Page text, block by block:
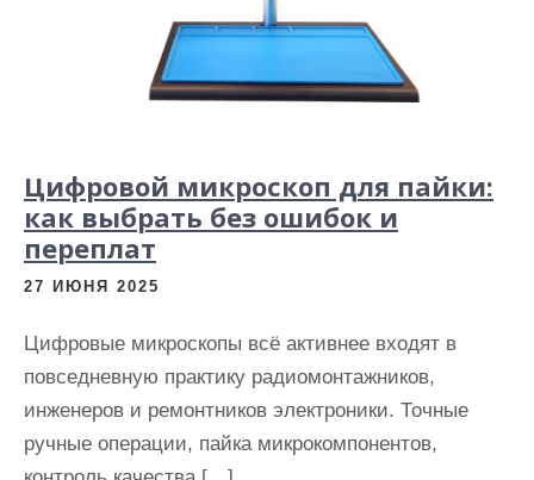
Цифровой микроскоп для пайки:
как выбрать без ошибок и
переплат
27 ИЮНЯ 2025
Цифровые микроскопы всё активнее входят в
повседневную практику радиомонтажников,
инженеров и ремонтников электроники. Точные
ручные операции, пайка микрокомпонентов,